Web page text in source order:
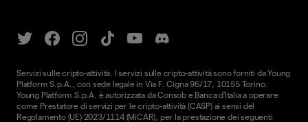
Servizi sulle cripto-attività. I servizi sulle cripto-attività sono forniti da Young
Platform S.p.A., con sede legale in Via F. Cigna 96/17, 10155 Torino.
Young Platform S.p.A. è autorizzata da Consob e Banca d'Italia a operare
come Prestatore di servizi per le cripto-attività (CASP) ai sensi del
Regolamento (UE) 2023/1114 (MiCAR), per la prestazione dei seguenti